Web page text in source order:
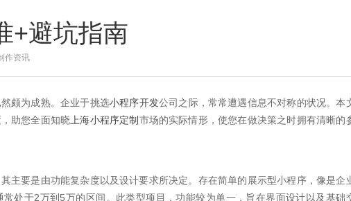
+避坑指南
作资讯
颇为成熟。企业于挑选小程序开发公司之际，常常遭遇信息不对称的状况。本
助您全面知晓上海小程序定制 市场的实际情形，使您在做决策之时拥有清晰的
主要是由功能复杂度以及设计要求所决定。存在简单的展示型小程序，像是企
处于2万到5万的区间。此类型项目，功能较为单一，旨在界面设计以及基础